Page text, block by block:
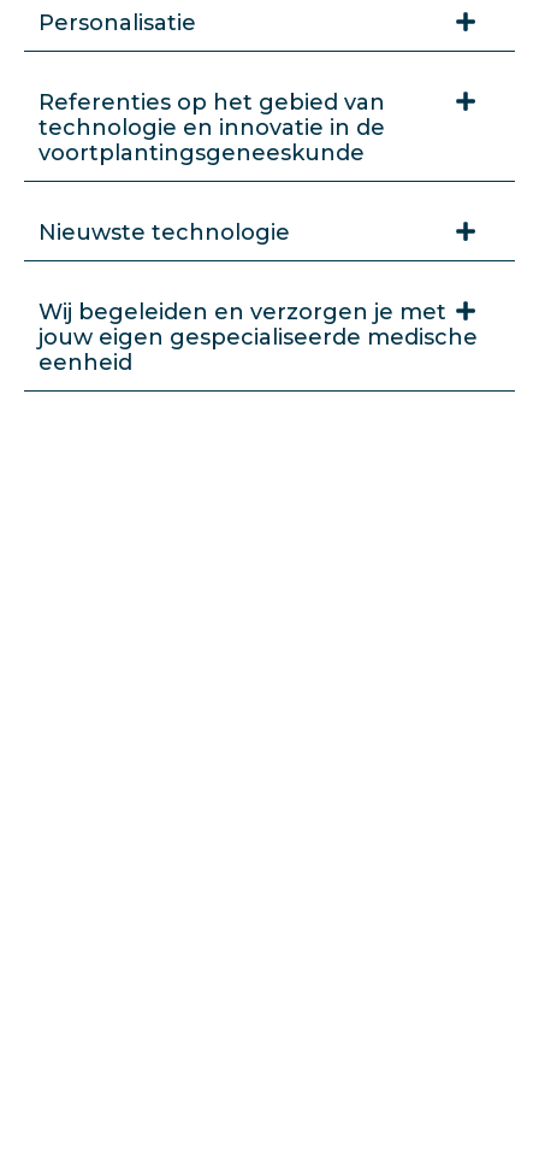
Personalisatie
Referenties op het gebied van
technologie en innovatie in de
voortplantingsgeneeskunde
Nieuwste technologie
Wij begeleiden en verzorgen je met
jouw eigen gespecialiseerde medische
eenheid